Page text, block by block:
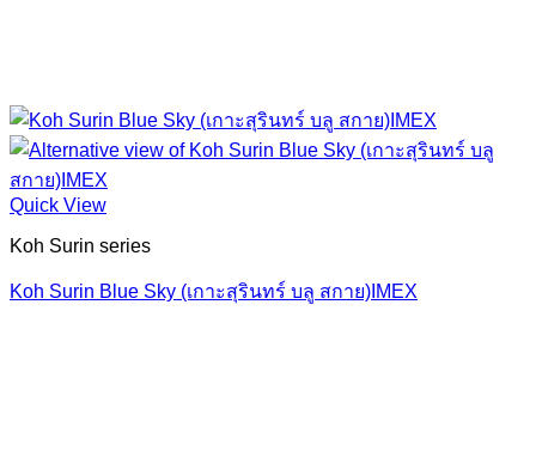
Quick View
Koh Surin series
Koh Surin Blue Sky (เกาะสุรินทร์ บลู สกาย)IMEX